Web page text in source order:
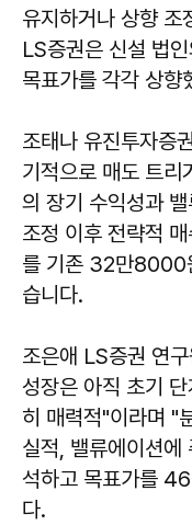
유지하거나 상향 조
LS증권은 신설 법
목표가를 각각 상향
조태나 유진투자증
기적으로 매도 트리
의 장기 수익성과
조정 이후 전략적
를 기존 32만8000
습니다.
조은애 LS증권 연
성장은 아직 초기
히 매력적"이라며 "
실적, 밸류에이션에
석하고 목표가를
다.